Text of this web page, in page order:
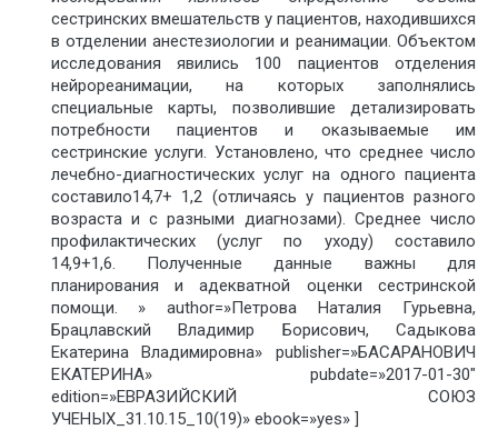
сестринских вмешательств у пациентов, находившихся
в отделении анестезиологии и реанимации. Объектом
исследования явились 100 пациентов отделения
нейрореанимации, на которых заполнялись
специальные карты, позволившие детализировать
потребности пациентов и оказываемые им
сестринские услуги. Установлено, что среднее число
лечебно-диагностических услуг на одного пациента
составило14,7+ 1,2 (отличаясь у пациентов разного
возраста и с разными диагнозами). Среднее число
профилактических (услуг по уходу) составило
14,9+1,6. Полученные данные важны для
планирования и адекватной оценки сестринской
помощи. » author=»Петрова Наталия Гурьевна,
Брацлавский Владимир Борисович, Садыкова
Екатерина Владимировна» publisher=»БАСАРАНОВИЧ
ЕКАТЕРИНА» pubdate=»2017-01-30″
edition=»ЕВРАЗИЙСКИЙ СОЮЗ
УЧЕНЫХ_31.10.15_10(19)» ebook=»yes» ]